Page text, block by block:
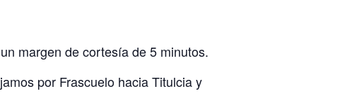
margen de cortesía de 5 minutos.
por Frascuelo hacia Titulcia y